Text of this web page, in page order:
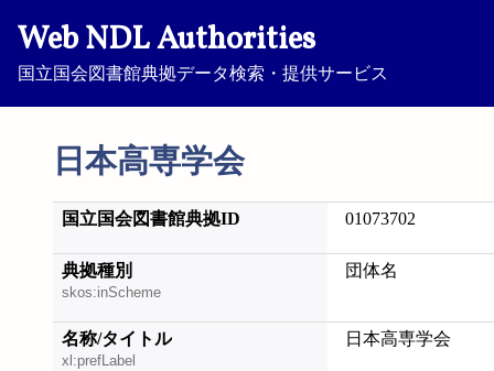
Web NDL Authorities
国立国会図書館典拠データ検索・提供サービス
日本高専学会
国立国会図書館典拠ID 01073702
典拠種別
skos:inScheme
団体名
名称/タイトル
xl:prefLabel
日本高専学会